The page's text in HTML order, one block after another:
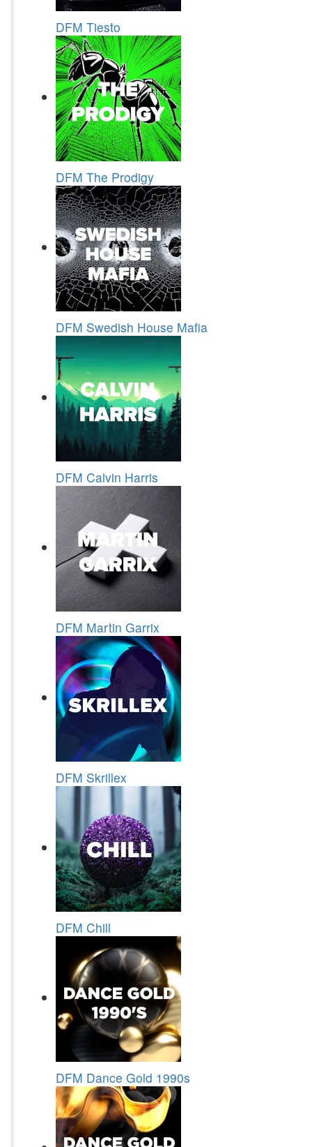
DFM Tiesto
DFM The Prodigy
DFM Swedish House Mafia
DFM Calvin Harris
DFM Martin Garrix
DFM Skrillex
DFM Chill
DFM Dance Gold 1990s